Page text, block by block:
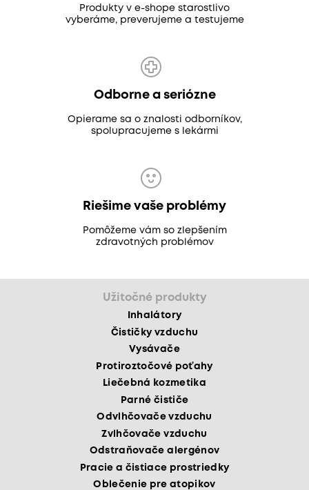
Produkty v e-shope starostlivo
vyberáme, preverujeme a testujeme
Odborne a seriózne
Opierame sa o znalosti odborníkov,
spolupracujeme s lekármi
Riešime vaše problémy
Pomôžeme vám so zlepšením
zdravotných problémov
Užitočné produkty
Inhalátory
Čističky vzduchu
Vysávače
Protiroztočové poťahy
Liečebná kozmetika
Parné čističe
Odvlhčovače vzduchu
Zvlhčovače vzduchu
Odstraňovače alergénov
Pracie a čistiace prostriedky
Oblečenie pre atopikov